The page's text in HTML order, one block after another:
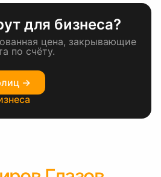
для бизнеса?
цена, закрывающие
по счёту.
→